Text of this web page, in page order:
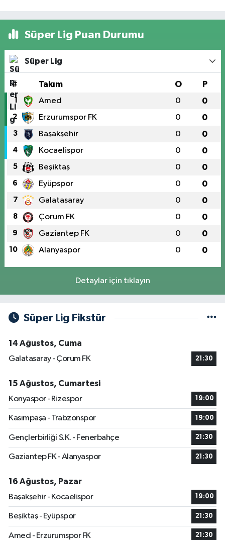
Süper Lig Puan Durumu
Süper Lig
# Takım O P
1 Amed 0 0
2 Erzurumspor FK 0 0
3 Başakşehir 0 0
4 Kocaelispor 0 0
5 Beşiktaş 0 0
6 Eyüpspor 0 0
7 Galatasaray 0 0
8 Çorum FK 0 0
9 Gaziantep FK 0 0
10 Alanyaspor 0 0
Detaylar için tıklayın
Süper Lig Fikstür
14 Ağustos, Cuma
Galatasaray - Çorum FK
21:30
15 Ağustos, Cumartesi
Konyaspor - Rizespor
19:00
Kasımpaşa - Trabzonspor 19:00
Gençlerbirliği S.K. - Fenerbahçe 21:30
Gaziantep FK - Alanyaspor 21:30
16 Ağustos, Pazar
Başakşehir - Kocaelispor
19:00
Beşiktaş - Eyüpspor 21:30
Amed - Erzurumspor FK 21:30